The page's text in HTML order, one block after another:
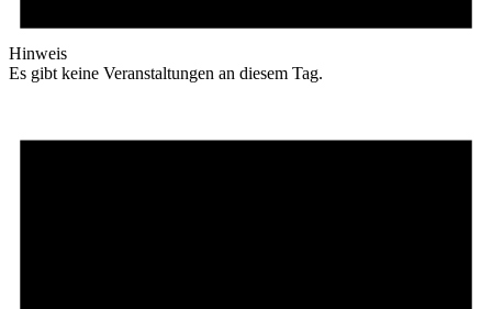
Hinweis
Es gibt keine Veranstaltungen an diesem Tag.